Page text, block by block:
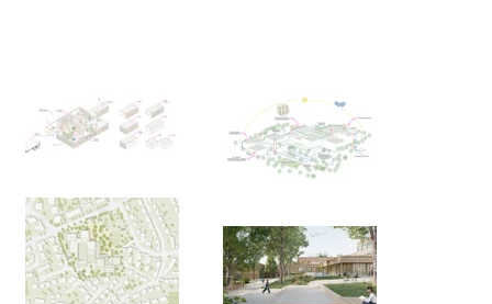
Mit dem Ensemble, das sich ebenenweise von Nordwest
nach Südost in die Topographie integriert, ergibt sich
eine klare Zonierung und Orientierung auf dem Gelände.
Das Gebäude ist dabei vom Straßenraum abgerückt
Bestandsbäume weitestgehend nicht beeinträchtigt.
Grundschule und Realschule werden mit den
gemeinschaftlichen Flächen der Mensa und der
Sporthallen verknüpft was flexible Nutzungen
ermöglicht.